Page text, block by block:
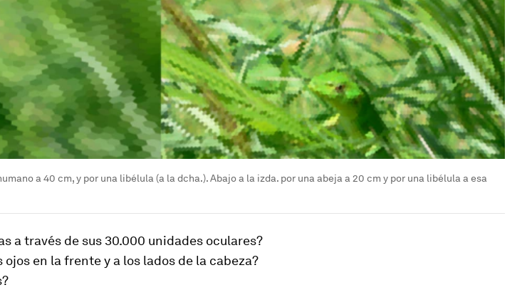
a 40 cm, y por una libélula (a la dcha.). Abajo a la izda. por una abeja a 20 cm y por una libélula a esa
a través de sus 30.000 unidades oculares?
ojos en la frente y a los lados de la cabeza?